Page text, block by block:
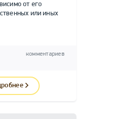
от его
или иных
комментариев